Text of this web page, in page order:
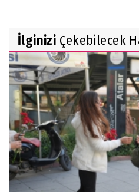
İlginizi Çekebilecek